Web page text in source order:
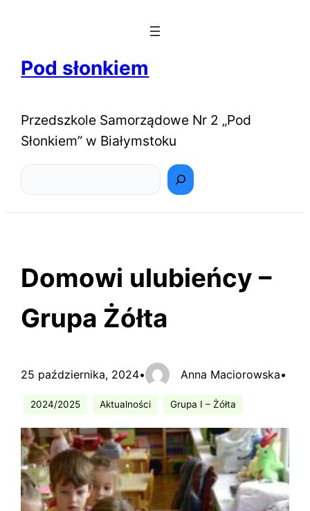
Pod słonkiem
Przedszkole Samorządowe Nr 2 „Pod
Słonkiem” w Białymstoku
Domowi ulubieńcy –
Grupa Żółta
25 października, 2024• Anna Maciorowska•
2024/2025 Aktualności Grupa I – Żółta